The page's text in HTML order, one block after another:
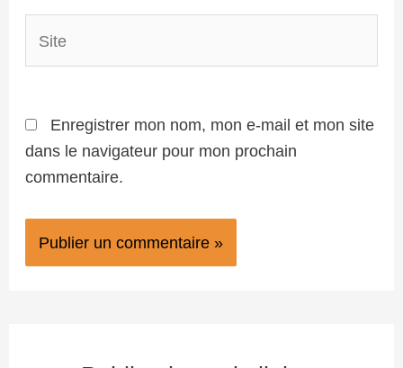
Enregistrer mon nom, mon e-mail et mon site
dans le navigateur pour mon prochain
commentaire.